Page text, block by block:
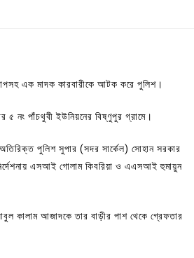
এক মাদক কারবারীকে আটক করে পুলিশ।
নং পাঁচথুবী ইউনিয়নের বিষ্ণুপুর গ্রামে।
পুলিশ সুপার (সদর সার্কেল) সোহান সরকার
এসআই গোলাম কিবরিয়া ও এএসআই হুমায়ুন
কালাম আজাদকে তার বাড়ীর পাশ থেকে গ্রেফতার
সমাজ বিনির্মাণে সহায়ক ভুমিকা রাখে